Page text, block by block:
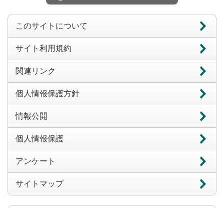
このサイトについて
サイト利用規約
関連リンク
個人情報保護方針
情報公開
個人情報保護
アンケート
サイトマップ